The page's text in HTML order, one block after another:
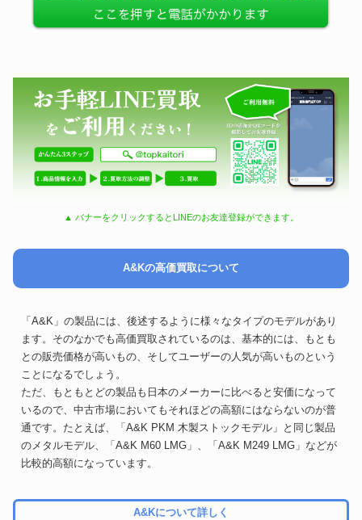
▲ バナーをクリックするとLINEのお友達登録ができます。
A&Kの高価買取について
「A&K」の製品には、後述するように様々なタイプのモデルがあり
ます。そのなかでも高価買取されているのは、基本的には、もとも
との販売価格が高いもの、そしてユーザーの人気が高いものという
ことになるでしょう。
ただ、もともとどの製品も日本のメーカーに比べると安価になって
いるので、中古市場においてもそれほどの高額にはならないのが普
通です。たとえば、「A&K PKM 木製ストックモデル」と同じ製品
のメタルモデル、「A&K M60 LMG」、「A&K M249 LMG」などが
比較的高額になっています。
A&Kについて詳しく